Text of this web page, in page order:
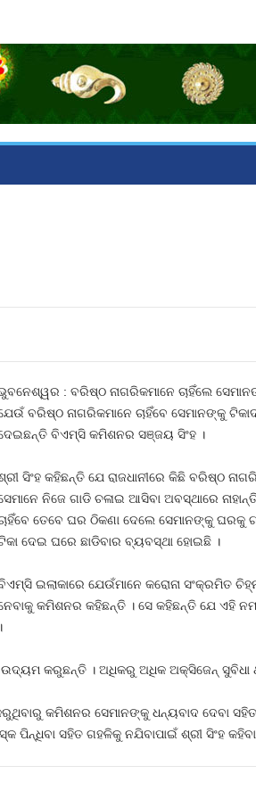
: ବରିଷ୍ଠ ନାଗରିକମାନେ ଚାହିଁଲେ
ବରିଷ୍ଠ ନାଗରିକମାନେ ଚାହିଁବେ ସେମାନଙ୍କୁ
ବିଏମ୍‍ସି କମିଶନର ସଞ୍ଜୟ ସିଂହ ।
ସିଂହ କହିଛନ୍ତି ଯେ ରାଜଧାନୀରେ କିଛି ବରିଷ୍ଠ
ନିଜେ ଗାଡି ଚଳାଇ ଆସିବା ଅବସ୍ଥାରେ
ତେବେ ଘର ଠିକଣା ଦେଲେ ସେମାନଙ୍କୁ ଘରକୁ
ଦେଇ ଘରେ ଛାଡିବାର ବ୍ୟବସ୍ଥା ହୋଇଛି ।
ଇଲାକାରେ ଯେଉଁମାନେ କରୋନା ସଂକ୍ରମିତ
କମିଶନର କହିଛନ୍ତି । ସେ କହିଛନ୍ତି ଯେ ଏହି
।
ଉଦ୍ୟମ କରୁଛନ୍ତି । ଅଧିକରୁ ଅଧିକ ଅକ୍ସିଜେନ୍‍ ସୁବିଧା
କମିଶନର ସେମାନଙ୍କୁ ଧନ୍ୟବାଦ ଦେବା
ପିନ୍ଧିବା ସହିତ ଗହଳିକୁ ନଯିବାପାଇଁ ଶ୍ରୀ ସିଂହ